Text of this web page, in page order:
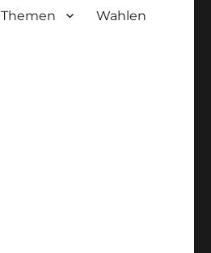
Themen Wahlen